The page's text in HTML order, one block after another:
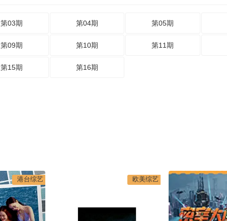
第03期 第04期 第05期
第09期 第10期 第11期
第15期 第16期
港台综艺 欧美综艺